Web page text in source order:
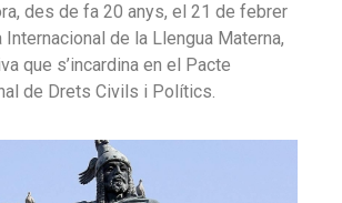
des de fa 20 anys, el 21 de febrer
Internacional de la Llengua Materna,
que s’incardina en el Pacte
de Drets Civils i Polítics.